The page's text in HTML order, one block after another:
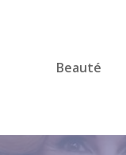
Beauté